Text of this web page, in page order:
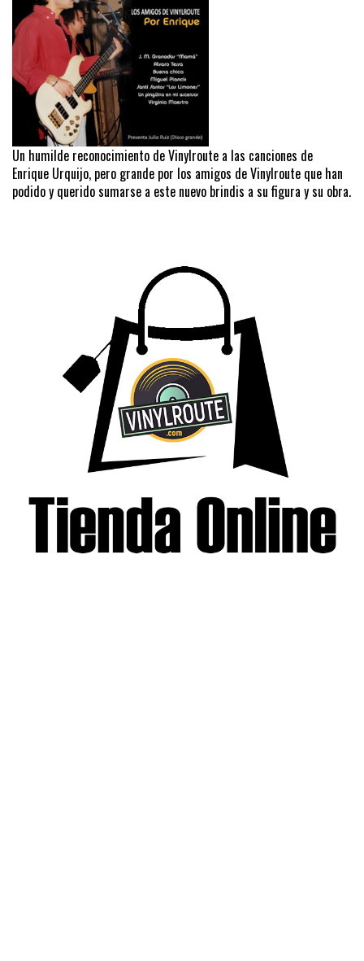
Un humilde reconocimiento de Vinylroute a las canciones de
Enrique Urquijo, pero grande por los amigos de Vinylroute que han
podido y querido sumarse a este nuevo brindis a su figura y su obra.